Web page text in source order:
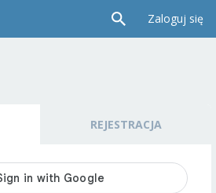
Zaloguj się
REJESTRACJA